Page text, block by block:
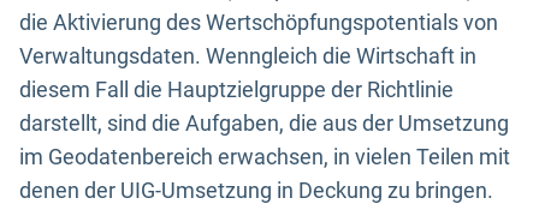
die Aktivierung des Wertschöpfungspotentials von
Verwaltungsdaten. Wenngleich die Wirtschaft in
diesem Fall die Hauptzielgruppe der Richtlinie
darstellt, sind die Aufgaben, die aus der Umsetzung
im Geodatenbereich erwachsen, in vielen Teilen mit
denen der UIG-Umsetzung in Deckung zu bringen.